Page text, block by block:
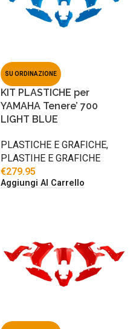
SU ORDINAZIONE
KIT PLASTICHE per
YAMAHA Tenere’ 700
LIGHT BLUE
PLASTICHE E GRAFICHE,
PLASTIHE E GRAFICHE
€279.95
Aggiungi Al Carrello